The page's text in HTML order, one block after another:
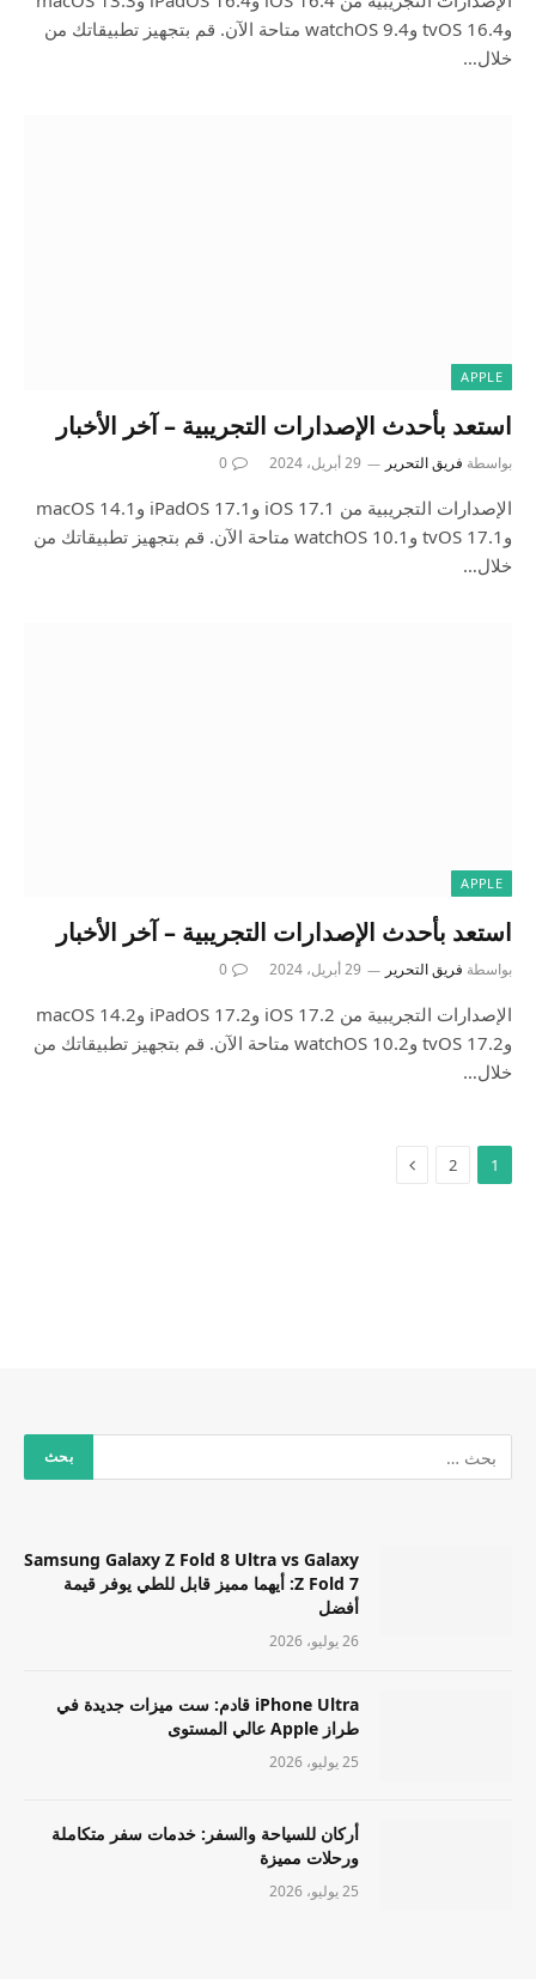
وtvOS 16.4 وwatchOS 9.4 متاحة الآن. قم بتجهيز تطبيقاتك من
خلال…
APPLE
استعد بأحدث الإصدارات التجريبية – آخر الأخبار
بواسطة فريق التحرير 29 أبريل، 2024 0
الإصدارات التجريبية من iOS 17.1 وiPadOS 17.1 وmacOS 14.1
وtvOS 17.1 وwatchOS 10.1 متاحة الآن. قم بتجهيز تطبيقاتك من
خلال…
APPLE
استعد بأحدث الإصدارات التجريبية – آخر الأخبار
بواسطة فريق التحرير 29 أبريل، 2024 0
الإصدارات التجريبية من iOS 17.2 وiPadOS 17.2 وmacOS 14.2
وtvOS 17.2 وwatchOS 10.2 متاحة الآن. قم بتجهيز تطبيقاتك من
خلال…
1
2
Samsung Galaxy Z Fold 8 Ultra vs Galaxy
Z Fold 7: أيهما مميز قابل للطي يوفر قيمة
أفضل
26 يوليو، 2026
iPhone Ultra قادم: ست ميزات جديدة في
طراز Apple عالي المستوى
25 يوليو، 2026
أركان للسياحة والسفر: خدمات سفر متكاملة
ورحلات مميزة
25 يوليو، 2026